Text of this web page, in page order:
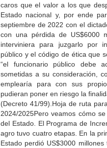
caros que el valor a los que
Estado nacional y, por ende
septiembre de 2022 con el
con una pérdida de US$6000
interviniera para juzgarlo por
público y el código de ética que
“el funcionario público debe
sometidas a su consideración,
emplearía para con sus
pudieran poner en riesgo la
(Decreto 41/99).Hoja de ruta
2024/2025Pero veamos cómo
del Estado. El Programa de
agro tuvo cuatro etapas. En la
Estado perdió US$3000